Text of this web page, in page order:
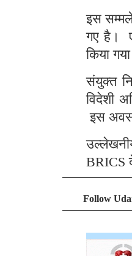
इस
गए है।
किया
संयुक्त
विदेशी
इस
BRICS
Follow